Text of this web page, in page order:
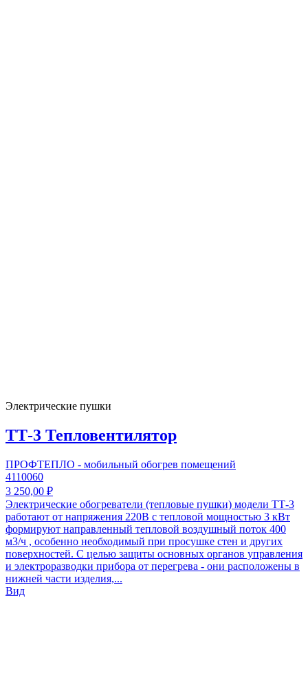
Электрические пушки
ТТ-3 Тепловентилятор
ПРОФТЕПЛО - мобильный обогрев помещений
4110060
3 250,00 ₽
Электрические обогреватели (тепловые пушки) модели ТТ-3
работают от напряжения 220В с тепловой мощностью 3 кВт
формируют направленный тепловой воздушный поток 400
м3/ч , особенно необходимый при просушке стен и других
поверхностей. С целью защиты основных органов управления
и электроразводки прибора от перегрева - они расположены в
нижней части изделия,...
Вид